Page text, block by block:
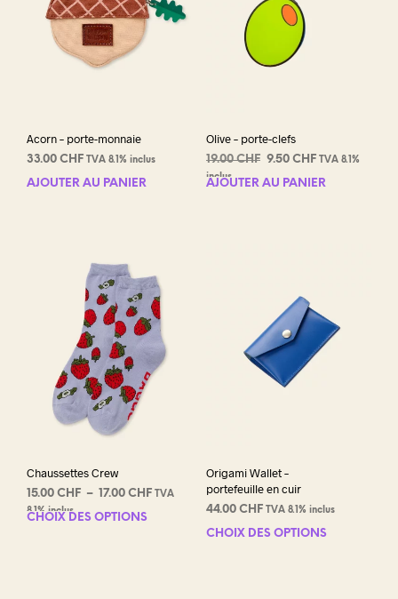
Acorn – porte-monnaie
33.00 CHF TVA 8.1% inclus
AJOUTER AU PANIER
Olive – porte-clefs
19.00CHF Le
prix
9.50 CHFLe
prix
TVA 8.1%
inclus
AJOUTER AU PANIER
Chaussettes Crew
15.00 CHF – 17.00 CHFPlage
TVA
8.1% inclus
CHOIX DES OPTIONS
produit
Origami Wallet –
portefeuille en cuir
44.00 CHF TVA 8.1% inclus
CHOIX DES OPTIONS